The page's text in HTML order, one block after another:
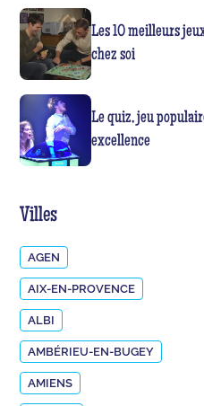
Les 10 meilleurs
chez soi
Le quiz, jeu
excellence
Villes
AGEN
AIX-EN-PROVENCE
ALBI
AMBÉRIEU-EN-BUGEY
AMIENS